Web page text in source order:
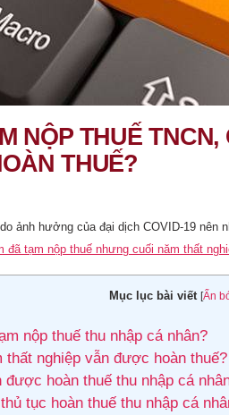
NỘP THUẾ TNCN,
THUẾ?
ảnh hưởng của đại dịch COVID-19 nên
đã tạm nộp thuế nhưng cuối năm thất
Mục lục bài viết [Ẩn
nộp thuế thu nhập cá nhân?
thất nghiệp vẫn được hoàn thuế?
được hoàn thuế thu nhập cá
tục hoàn thuế thu nhập cá